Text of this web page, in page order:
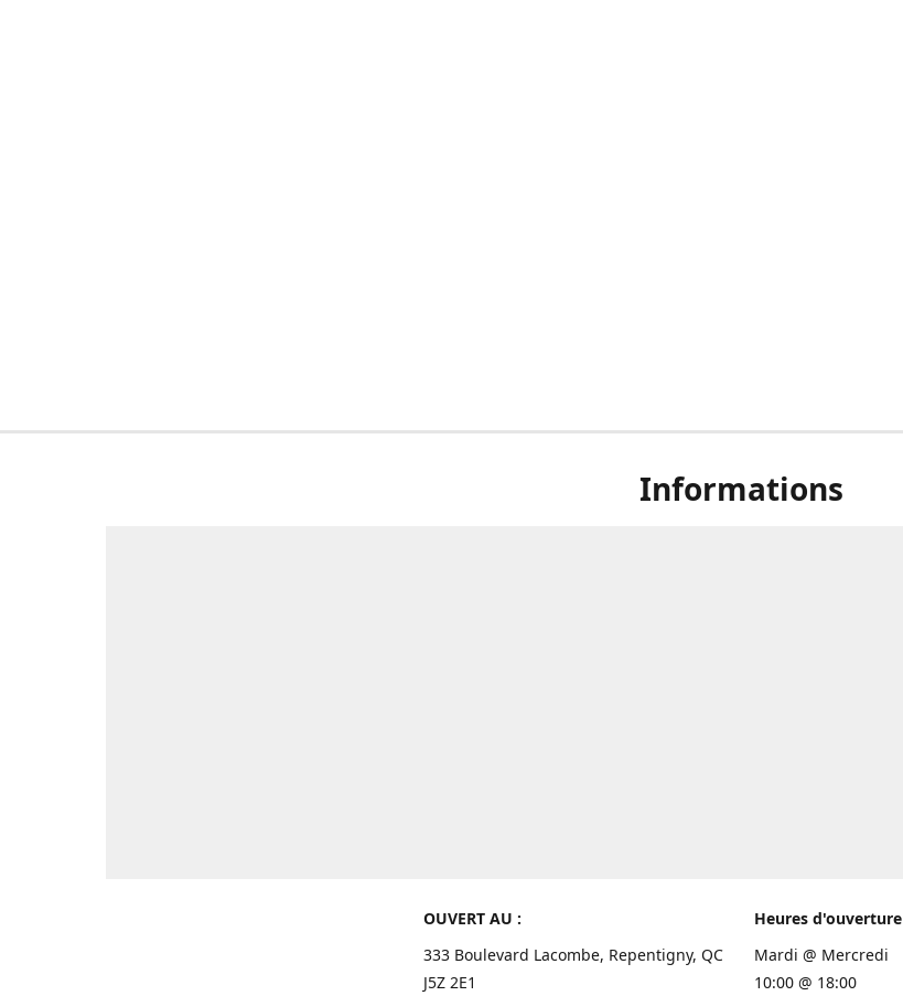
Informations
OUVERT AU :
333 Boulevard Lacombe, Repentigny, QC
J5Z 2E1
Heures d'ouverture
Mardi @ Mercredi
10:00 @ 18:00